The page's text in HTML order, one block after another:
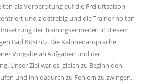
als Vorbereitung auf die Freiluftsaison
und zielstrebig und die Trainer ho ten
der Trainingseinheiten in diesem
Bad Köstritz. Die Kabinenansprache
Vorgabe an Aufgaben und der
Unser Ziel war es, gleich zu Beginn den
und ihn dadurch zu Fehlern zu zwingen.